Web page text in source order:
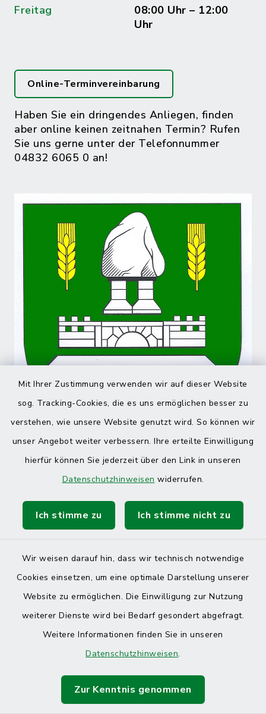
Mit Ihrer Zustimmung verwenden wir auf dieser Website
sog. Tracking-Cookies, die es uns ermöglichen besser zu
verstehen, wie unsere Website genutzt wird. So können wir
unser Angebot weiter verbessern. Ihre erteilte Einwilligung
hierfür können Sie jederzeit über den Link in unseren
Datenschutzhinweisen widerrufen.
Ich stimme zu Ich stimme nicht zu
Wir weisen darauf hin, dass wir technisch notwendige
Cookies einsetzen, um eine optimale Darstellung unserer
Website zu ermöglichen. Die Einwilligung zur Nutzung
weiterer Dienste wird bei Bedarf gesondert abgefragt.
Weitere Informationen finden Sie in unseren
Datenschutzhinweisen.
Zur Kenntnis genommen
Freitag
08:00 Uhr – 12:00
Uhr
Online-Terminvereinbarung
Haben Sie ein dringendes Anliegen, finden
aber online keinen zeitnahen Termin? Rufen
Sie uns gerne unter der Telefonnummer
04832 6065 0 an!
Kontakt
Datenschutz
Impressum
Sitemap
Cookie-Einstellungen